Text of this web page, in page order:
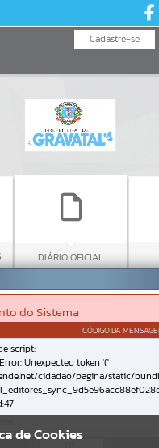
Cadastre-se
DIÁRIO OFICIAL
""
de Cookies
do Sistema
CÓDIGO DA
script:
Unexpected token '('
cidadao/pagina/static/